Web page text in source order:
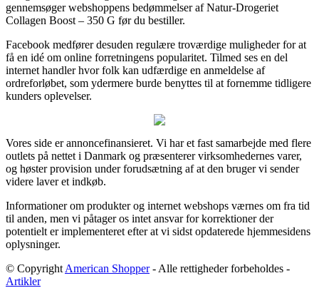
gennemsøger webshoppens bedømmelser af Natur-Drogeriet
Collagen Boost – 350 G før du bestiller.
Facebook medfører desuden regulære troværdige muligheder for at
få en idé om online forretningens popularitet. Tilmed ses en del
internet handler hvor folk kan udfærdige en anmeldelse af
ordreforløbet, som ydermere burde benyttes til at fornemme tidligere
kunders oplevelser.
Vores side er annoncefinansieret. Vi har et fast samarbejde med flere
outlets på nettet i Danmark og præsenterer virksomhedernes varer,
og høster provision under forudsætning af at den bruger vi sender
videre laver et indkøb.
Informationer om produkter og internet webshops værnes om fra tid
til anden, men vi påtager os intet ansvar for korrektioner der
potentielt er implementeret efter at vi sidst opdaterede hjemmesidens
oplysninger.
© Copyright American Shopper- Alle rettigheder forbeholdes -
Artikler